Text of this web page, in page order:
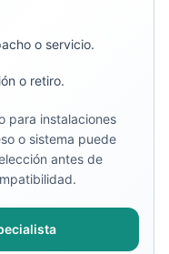
o servicio.
o retiro.
para instalaciones
o sistema puede
antes de